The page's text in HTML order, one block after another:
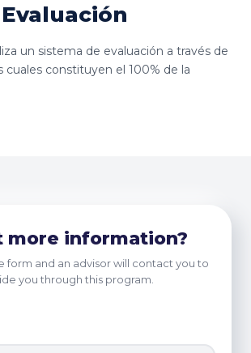
un sistema de evaluación a través de
cuales constituyen el 100% de la
more information?
form and an advisor will contact you to
you through this program.